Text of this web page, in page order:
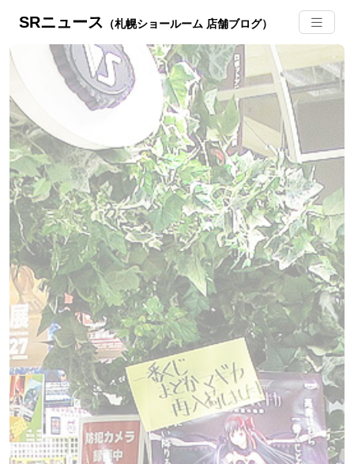
SRニュース （札幌ショールーム 店舗ブログ）